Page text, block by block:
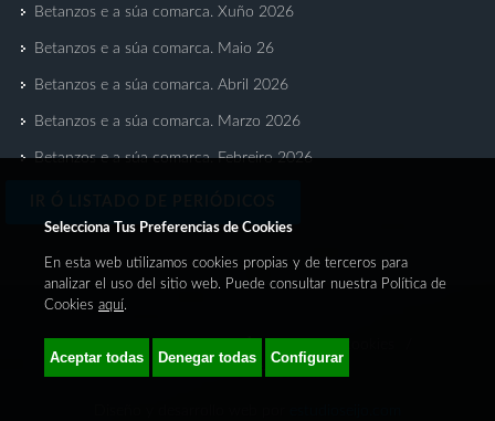
Betanzos e a súa comarca. Xuño 2026
Betanzos e a súa comarca. Maio 26
Betanzos e a súa comarca. Abril 2026
Betanzos e a súa comarca. Marzo 2026
Betanzos e a súa comarca. Febreiro 2026